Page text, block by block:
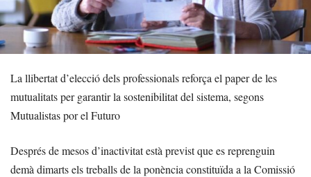
La llibertat d’elecció dels professionals reforça el paper de les
mutualitats per garantir la sostenibilitat del sistema, segons
Mutualistas por el Futuro
Després de mesos d’inactivitat està previst que es reprenguin
demà dimarts els treballs de la ponència constituïda a la Comissió